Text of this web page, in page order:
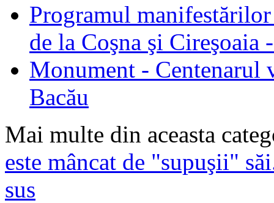
Programul
de la Coşna şi Cireşoaia
Monument - Centenarul
Bacău
Mai multe din aceasta
este mâncat de "supuşii"
sus